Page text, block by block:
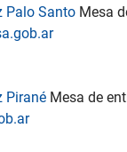
Palo Santo Mesa
Pirané Mesa de